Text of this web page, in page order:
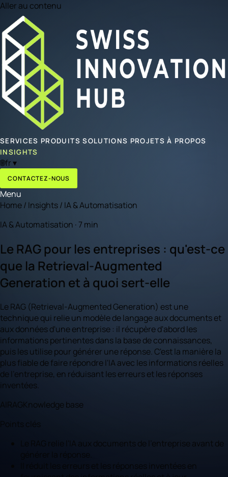
Aller au contenu
SERVICES PRODUITSSOLUTIONS PROJETSÀ PROPOS
INSIGHTS
🌐fr▾
CONTACTEZ-NOUS
Menu
Home/ Insights/ IA & Automatisation
IA & Automatisation · 7 min
Le RAG pour les entreprises : qu'est-ce
que la Retrieval-Augmented
Generation et à quoi sert-elle
Le RAG (Retrieval-Augmented Generation) est une
technique qui relie un modèle de langage aux documents et
aux données d'une entreprise : il récupère d'abord les
informations pertinentes dans la base de connaissances,
puis les utilise pour générer une réponse. C'est la manière la
plus fiable de faire répondre l'IA avec les informations réelles
de l'entreprise, en réduisant les erreurs et les réponses
inventées.
AI RAGKnowledge base
Points clés
Le RAG relie l'IA aux documents de l'entreprise avant de
générer la réponse.
Il réduit les erreurs et les réponses inventées en